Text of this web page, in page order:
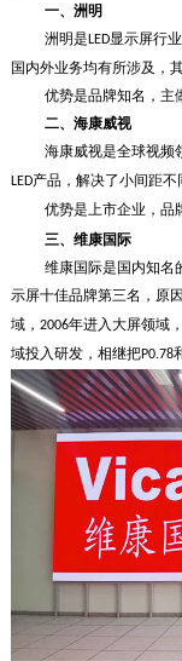
一、 洲明
洲明是LED显示屏行
国内外业务均有所涉及，
优势是品牌知名，主
二、 海康威视
海康威视是全球视频
LED产品，解决了小间距不
优势是上市企业，品
三、 维康国际
维康国际是国内知名
示屏十佳品牌第三名，原
域， 2006年进入大屏领域
域投入研发，相继把P0.78